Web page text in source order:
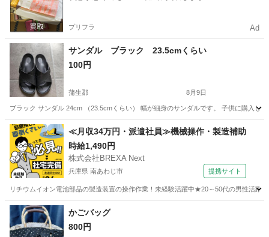
プリフラ Ad
サンダル ブラック 23.5cmくらい
100円
蒲生郡 8月9日
ブラック サンダル 24cm （23.5cmくらい） 幅が細身のサンダルです。 子供に購入し
滋賀 蒲生郡 靴
≪月収34万円・派遣社員≫機械操作・製造補助
時給1,490円
株式会社BREXA Next
兵庫県 南あわじ市 提携サイト
リチウムイオン電池部品の製造装置の操作作業！未経験活躍中★20～50代の男性活
兵庫 南あわじ市 その他
かごバッグ
800円